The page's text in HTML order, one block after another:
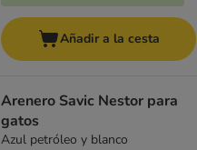
Añadir a la cesta
Arenero Savic Nestor para
gatos
Azul petróleo y blanco